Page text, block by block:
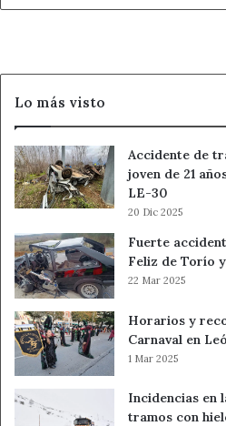
León
Lo más visto
Accidente de
joven de 21
LE-30
20 Dic 2025
Fuerte
Feliz de Torío
22 Mar 2025
Horarios y
Carnaval en
1 Mar 2025
Incidencias en
tramos con